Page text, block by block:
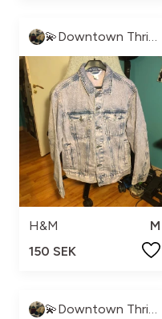
💫Downtown Thrift💫
H&M
M
150 SEK
💫Downtown Thrift💫